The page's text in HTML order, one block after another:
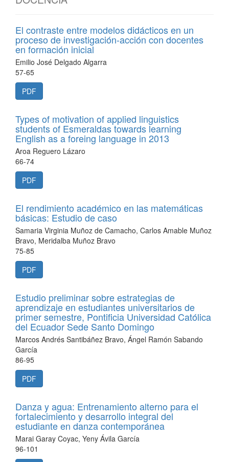
El contraste entre modelos didácticos en un
proceso de investigación-acción con docentes
en formación inicial
Emilio José Delgado Algarra
57-65
PDF
Types of motivation of applied linguistics
students of Esmeraldas towards learning
English as a foreing language in 2013
Aroa Reguero Lázaro
66-74
PDF
El rendimiento académico en las matemáticas
básicas: Estudio de caso
Samaria Virginia Muñoz de Camacho, Carlos Amable Muñoz
Bravo, Meridalba Muñoz Bravo
75-85
PDF
Estudio preliminar sobre estrategias de
aprendizaje en estudiantes universitarios de
primer semestre, Pontificia Universidad Católica
del Ecuador Sede Santo Domingo
Marcos Andrés Santibáñez Bravo, Ángel Ramón Sabando
García
86-95
PDF
Danza y agua: Entrenamiento alterno para el
fortalecimiento y desarrollo integral del
estudiante en danza contemporánea
Marai Garay Coyac, Yeny Ávila García
96-101